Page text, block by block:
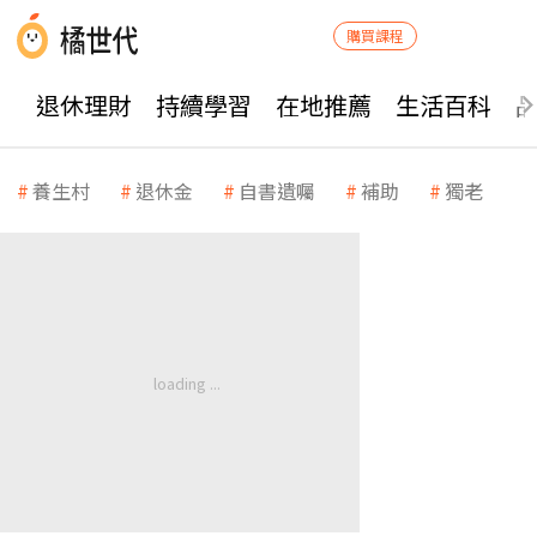
購買課程
退休理財 持續學習 在地推薦 生活百科
養生村 退休金 自書遺囑 補助 獨老